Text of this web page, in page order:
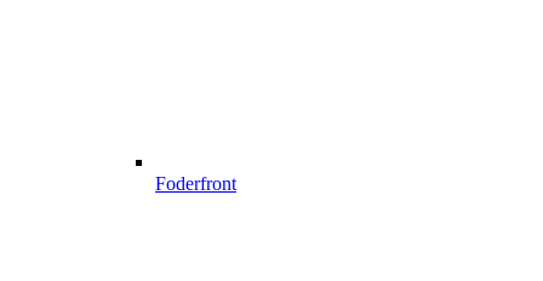
Foderfront